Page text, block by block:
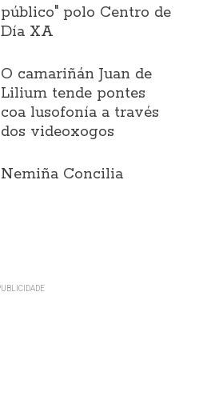
público" polo Centro de
Día XA
O camariñán Juan de
Lilium tende pontes
coa lusofonía a través
dos videoxogos
Nemiña Concilia